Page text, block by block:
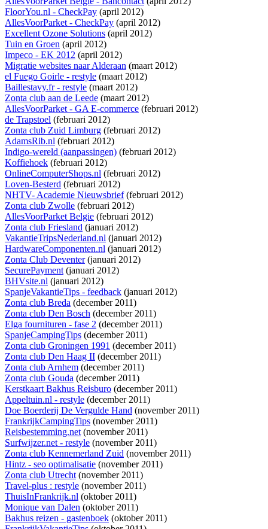
FloorYou.nl - CheckPay (april 2012)
AllesVoorParket - CheckPay (april 2012)
Excellent Ozone Solutions (april 2012)
Tuin en Groen (april 2012)
Impeco - EK 2012 (april 2012)
Migratie websites naar Alderaan (maart 2012)
el Fuego Goirle - restyle (maart 2012)
Baillestavy.fr - restyle (maart 2012)
Zonta club aan de Leede (maart 2012)
AllesVoorParket - GA E-commerce (februari 2012)
de Trapstoel (februari 2012)
Zonta club Zuid Limburg (februari 2012)
AdamsRib.nl (februari 2012)
Indigo-wereld (aanpassingen) (februari 2012)
Koffiehoek (februari 2012)
OnlineComputerShops.nl (februari 2012)
Loven-Besterd (februari 2012)
NHTV- Academie Nieuwsbrief(februari 2012)
Zonta club Zwolle (februari 2012)
AllesVoorParket Belgie (februari 2012)
Zonta club Friesland (januari 2012)
VakantieTripsNederland.nl (januari 2012)
HardwareComponenten.nl (januari 2012)
Zonta Club Deventer(januari 2012)
SecurePayment(januari 2012)
BHVsite.nl (januari 2012)
SpanjeVakantieTips - feedback (januari 2012)
Zonta club Breda (december 2011)
Zonta club Den Bosch (december 2011)
Elga fournituren - fase 2 (december 2011)
SpanjeCampingTips (december 2011)
Zonta club Groningen 1991 (december 2011)
Zonta club Den Haag II (december 2011)
Zonta club Arnhem (december 2011)
Zonta club Gouda (december 2011)
Kerstkaart Bakhus Reisburo (december 2011)
Appeltuin.nl - restyle (december 2011)
Doe Boerderij De Vergulde Hand (november 2011)
FrankrijkCampingTips (november 2011)
Reisbestemming.net(november 2011)
Surfwijzer.net - restyle (november 2011)
Zonta club Kennemerland Zuid (november 2011)
Hintz - seo optimalisatie (november 2011)
Zonta club Utrecht(november 2011)
Travel-plus : restyle (november 2011)
ThuisInFrankrijk.nl (oktober 2011)
Monique van Dalen (oktober 2011)
Bakhus reizen - gastenboek (oktober 2011)